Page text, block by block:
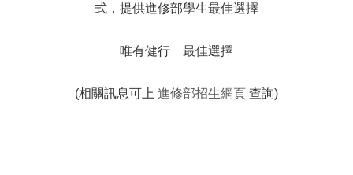
式，提供進修部學生最佳選擇
唯有健行 最佳選擇
(相關訊息可上 進修部招生網頁 查詢)